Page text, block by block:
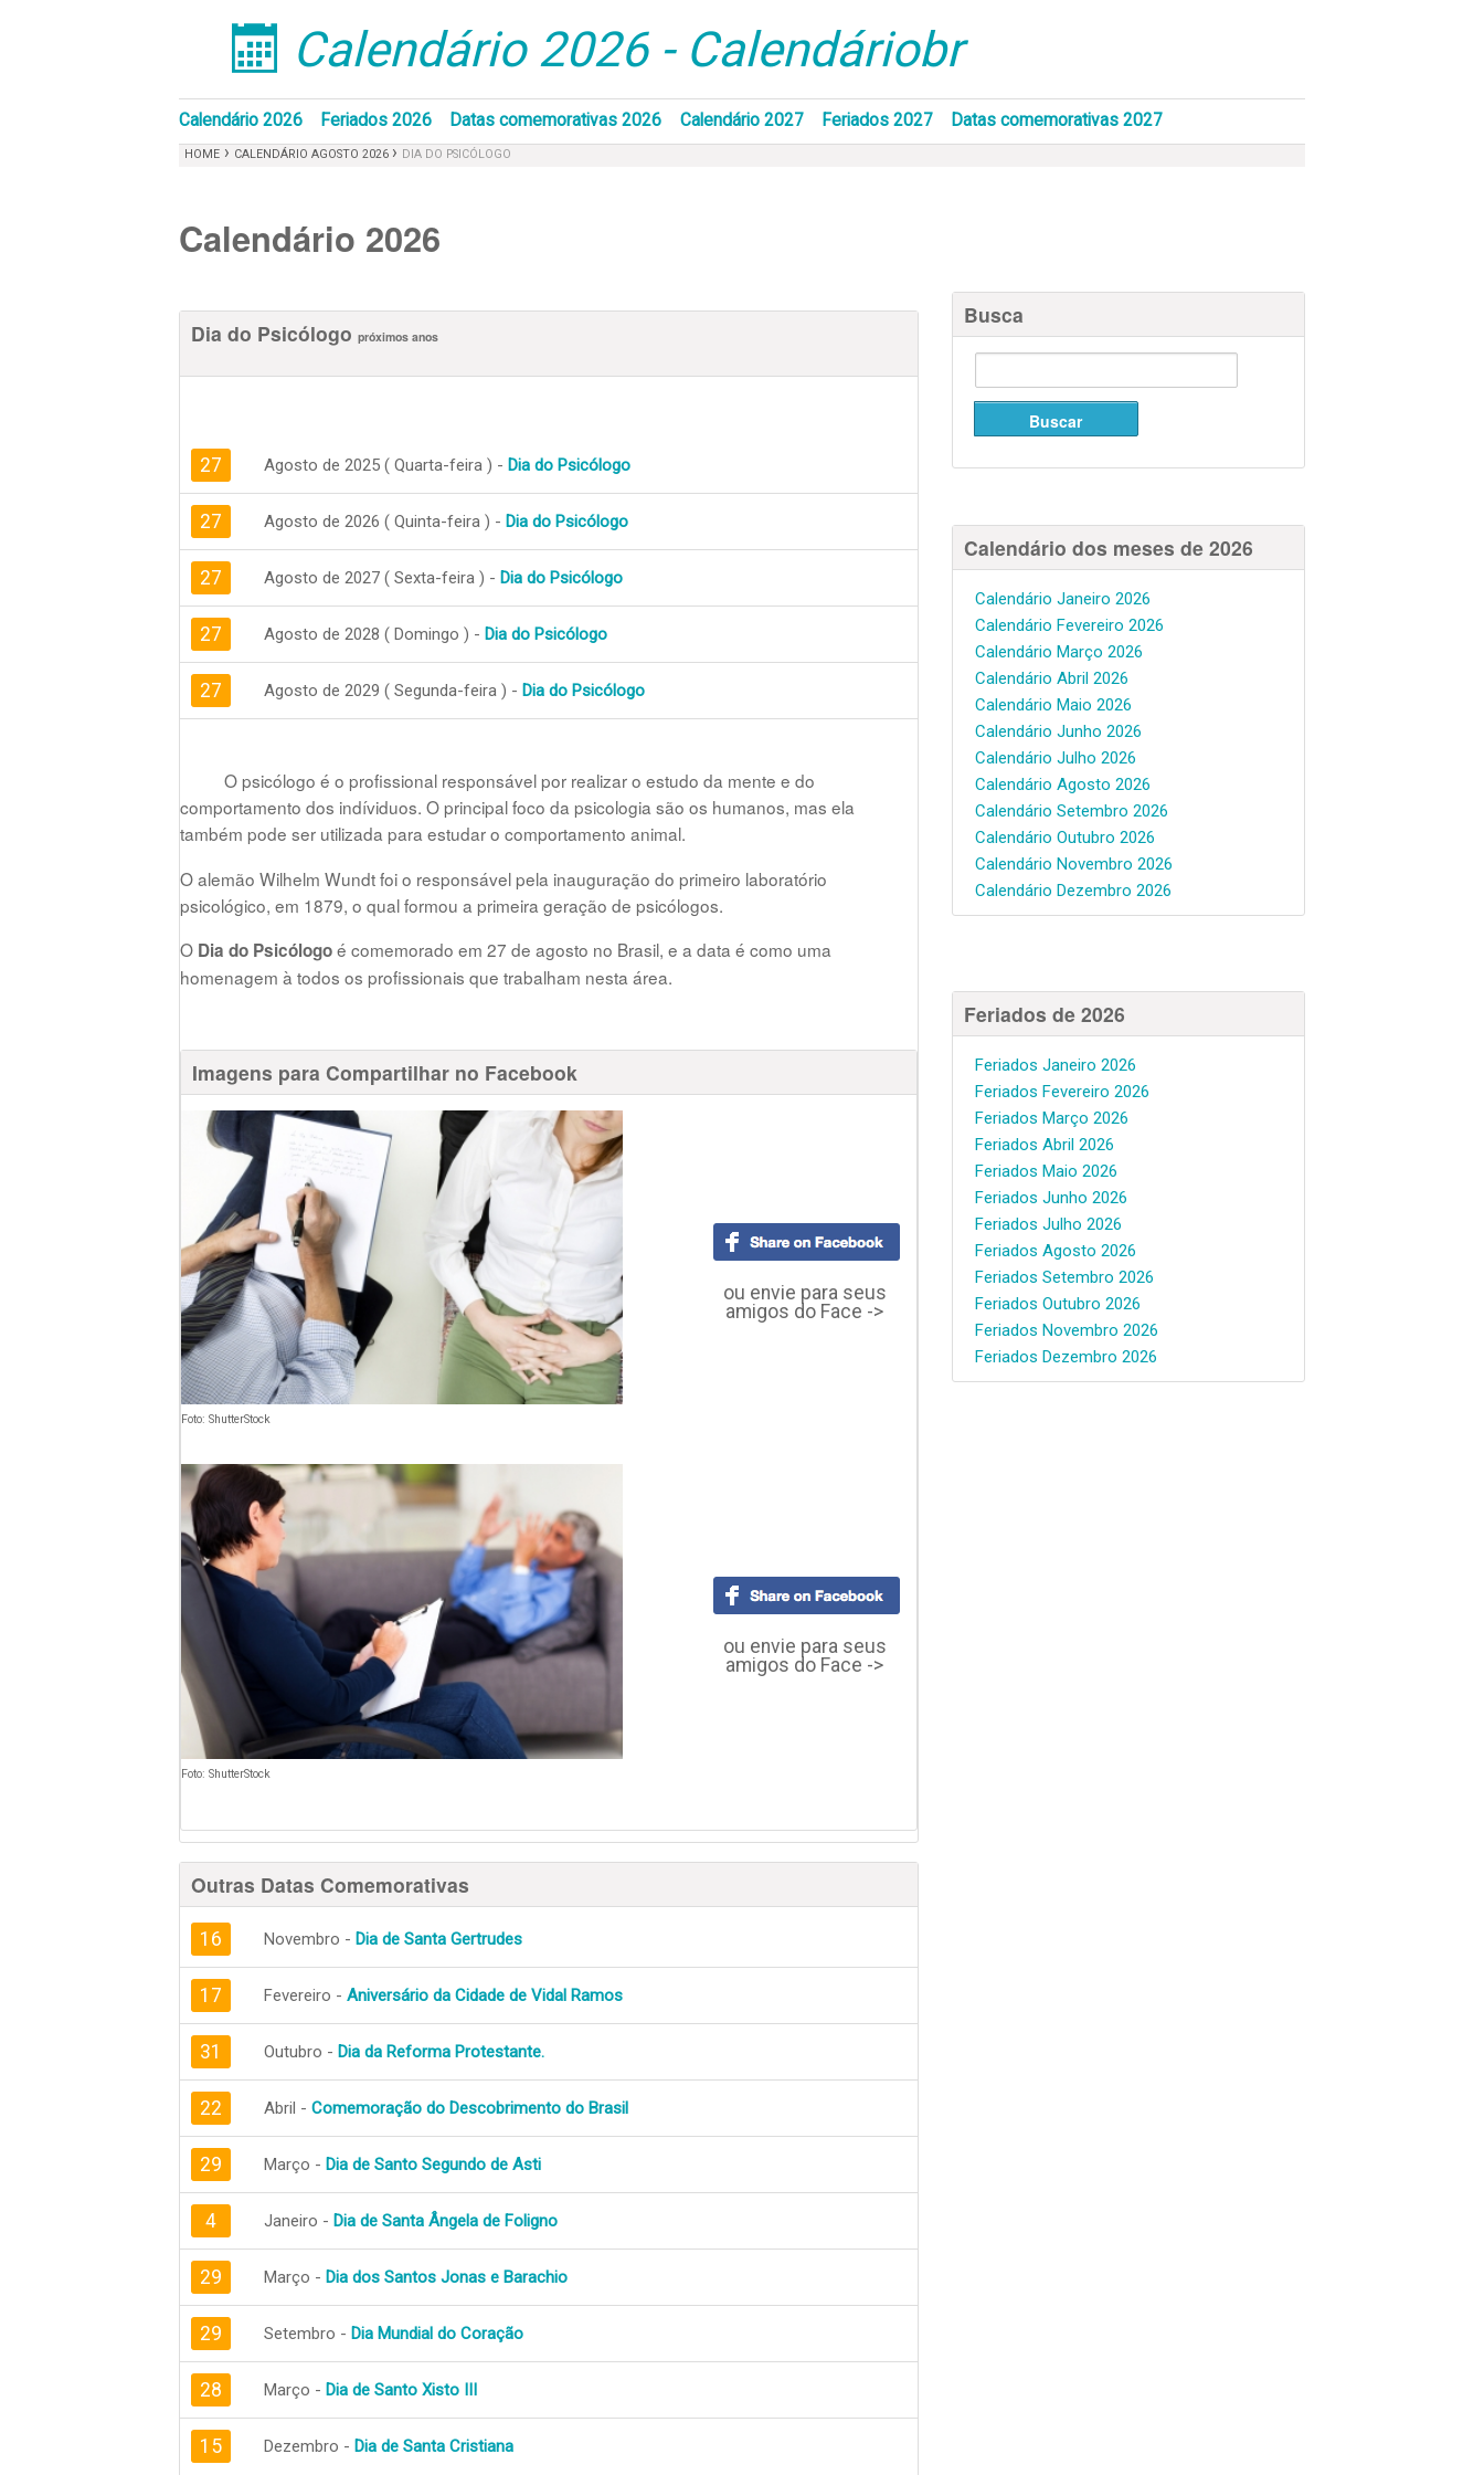
󰁣 Calendário 2026 - Calendáriobr
Calendário 2026 Feriados 2026 Datas comemorativas 2026 Calendário 2027 Feriados 2027 Datas comemorativas 2027
HOME › CALENDÁRIO AGOSTO 2026 › DIA DO PSICÓLOGO
Calendário 2026
Dia do Psicólogo próximos anos
27 Agosto de 2025 ( Quarta-feira ) - Dia do Psicólogo
27 Agosto de 2026 ( Quinta-feira ) - Dia do Psicólogo
27 Agosto de 2027 ( Sexta-feira ) - Dia do Psicólogo
27 Agosto de 2028 ( Domingo ) - Dia do Psicólogo
27 Agosto de 2029 ( Segunda-feira ) - Dia do Psicólogo
O psicólogo é o profissional responsável por realizar o estudo da mente e do
comportamento dos indíviduos. O principal foco da psicologia são os humanos, mas ela
também pode ser utilizada para estudar o comportamento animal.
O alemão Wilhelm Wundt foi o responsável pela inauguração do primeiro laboratório
psicológico, em 1879, o qual formou a primeira geração de psicólogos.
O Dia do Psicólogoé comemorado em 27 de agosto no Brasil, e a data é como uma
homenagem à todos os profissionais que trabalham nesta área.
Imagens para Compartilhar no Facebook
Foto: ShutterStock
ou envie para seus
amigos do Face ->
Foto: ShutterStock
ou envie para seus
amigos do Face ->
Outras Datas Comemorativas
16 Novembro - Dia de Santa Gertrudes
17 Fevereiro - Aniversário da Cidade de Vidal Ramos
31 Outubro - Dia da Reforma Protestante.
22 Abril - Comemoração do Descobrimento do Brasil
29 Março - Dia de Santo Segundo de Asti
4 Janeiro - Dia de Santa Ângela de Foligno
29 Março - Dia dos Santos Jonas e Barachio
29 Setembro - Dia Mundial do Coração
28 Março - Dia de Santo Xisto III
15 Dezembro - Dia de Santa Cristiana
Busca
Calendário dos meses de 2026
Calendário Janeiro 2026
Calendário Fevereiro 2026
Calendário Março 2026
Calendário Abril 2026
Calendário Maio 2026
Calendário Junho 2026
Calendário Julho 2026
Calendário Agosto 2026
Calendário Setembro 2026
Calendário Outubro 2026
Calendário Novembro 2026
Calendário Dezembro 2026
Feriados de 2026
Feriados Janeiro 2026
Feriados Fevereiro 2026
Feriados Março 2026
Feriados Abril 2026
Feriados Maio 2026
Feriados Junho 2026
Feriados Julho 2026
Feriados Agosto 2026
Feriados Setembro 2026
Feriados Outubro 2026
Feriados Novembro 2026
Feriados Dezembro 2026